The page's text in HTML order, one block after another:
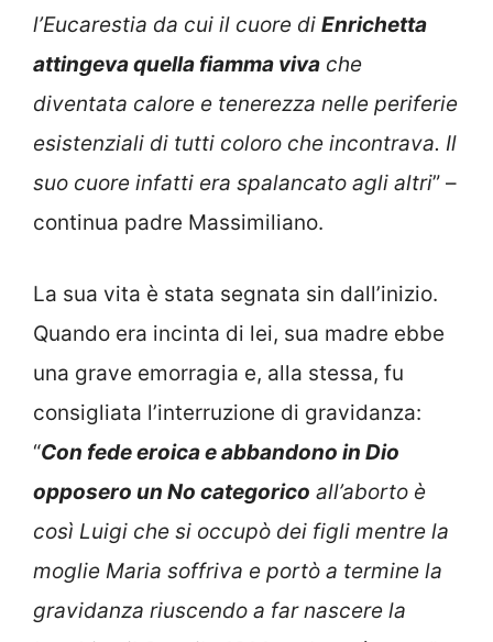
l’Eucarestia da cui il cuore di Enrichetta
attingeva quella fiamma viva che
diventata calore e tenerezza nelle periferie
esistenziali di tutti coloro che incontrava. Il
suo cuore infatti era spalancato agli altri” –
continua padre Massimiliano.
La sua vita è stata segnata sin dall’inizio.
Quando era incinta di lei, sua madre ebbe
una grave emorragia e, alla stessa, fu
consigliata l’interruzione di gravidanza:
“Con fede eroica e abbandono in Dio
opposero un No categorico all’aborto è
così Luigi che si occupò dei figli mentre la
moglie Maria soffriva e portò a termine la
gravidanza riuscendo a far nascere la